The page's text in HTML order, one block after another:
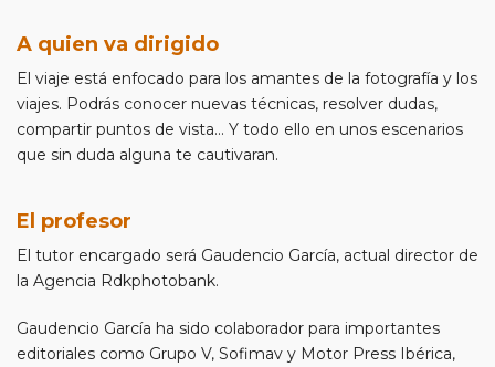
A quien va dirigido
El viaje está enfocado para los amantes de la fotografía y los
viajes. Podrás conocer nuevas técnicas, resolver dudas,
compartir puntos de vista... Y todo ello en unos escenarios
que sin duda alguna te cautivaran.
El profesor
El tutor encargado será Gaudencio García, actual director de
la Agencia Rdkphotobank.
Gaudencio García ha sido colaborador para importantes
editoriales como Grupo V, Sofimav y Motor Press Ibérica,